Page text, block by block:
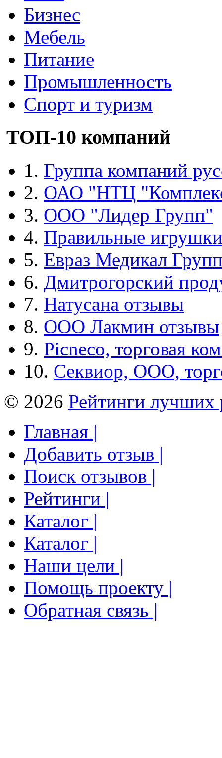
Бизнес
Мебель
Питание
Промышленность
Спорт и туризм
ТОП-10 компаний
1. Группа компаний
2. ОАО "НТЦ
3. ООО "Лидер Групп"
4. Правильные игрушки
5. Евраз Медикал Групп
6. Дмитрогорский
7. Натусана отзывы
8. ООО Лакмин отзывы
9. Picneco, торговая
10. Секвиор, ООО,
© 2026 Рейтинги лучших
Главная |
Добавить отзыв |
Поиск отзывов |
Рейтинги |
Каталог |
Каталог |
Наши цели |
Помощь проекту |
Обратная связь |